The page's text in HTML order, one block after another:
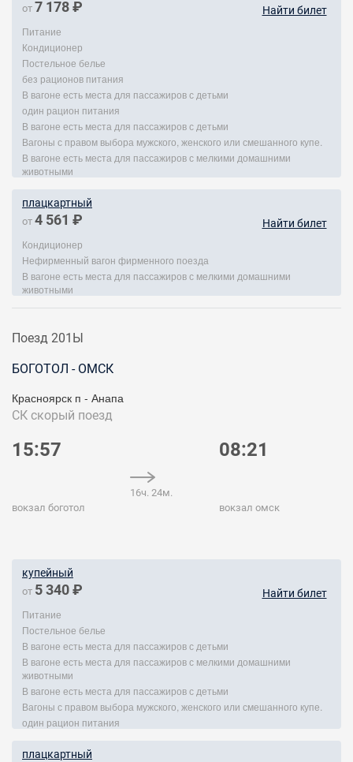
от 7 178 ₽ Найти билет
Питание
Кондиционер
Постельное белье
без рационов питания
В вагоне есть места для пассажиров с детьми
один рацион питания
В вагоне есть места для пассажиров с детьми
Вагоны с правом выбора мужского, женского или смешанного купе.
В вагоне есть места для пассажиров с мелкими домашними
животными
плацкартный
от 4 561 ₽ Найти билет
Кондиционер
Нефирменный вагон фирменного поезда
В вагоне есть места для пассажиров с мелкими домашними
животными
Поезд 201Ы
БОГОТОЛ - ОМСК
Красноярск п - Анапа
СК скорый поезд
15:57
вокзал боготол
16ч. 24м.
08:21
вокзал омск
купейный
от 5 340 ₽ Найти билет
Питание
Постельное белье
В вагоне есть места для пассажиров с детьми
В вагоне есть места для пассажиров с мелкими домашними
животными
В вагоне есть места для пассажиров с детьми
Вагоны с правом выбора мужского, женского или смешанного купе.
один рацион питания
плацкартный